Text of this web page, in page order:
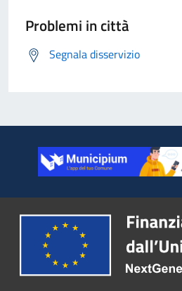
Problemi in città
Segnala disservizio